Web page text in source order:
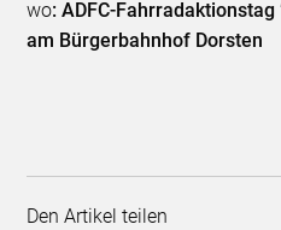
wo: ADFC-
am Bürgerbahnhof Dorsten
Den Artikel teilen